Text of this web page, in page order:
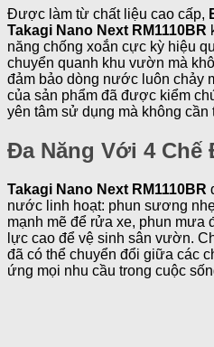
Được làm từ chất liệu cao cấp,
Takagi Nano Next RM1110BR
năng chống xoắn cực kỳ hiệu
chuyển quanh khu vườn mà
đảm bảo dòng nước luôn chảy
của sản phẩm đã được kiểm
yên tâm sử dụng mà không
Đa Năng Với 4
Takagi Nano Next RM1110BR
nước linh hoạt: phun sương
mạnh mẽ để rửa xe, phun mưa
lực cao để vệ sinh sân vườn.
đã có thể chuyển đổi giữa các
ứng mọi nhu cầu trong cuộc